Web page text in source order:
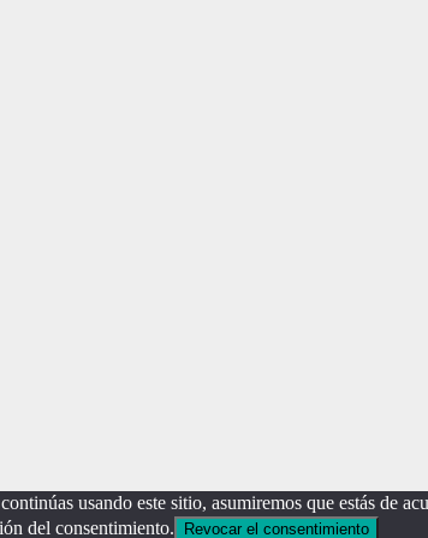
usando este sitio, asumiremos que estás de
del consentimiento. Revocar el consentimiento